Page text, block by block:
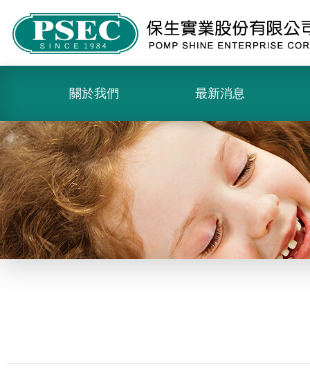
關於我們 最新消息